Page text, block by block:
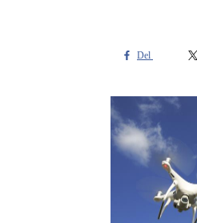
Del